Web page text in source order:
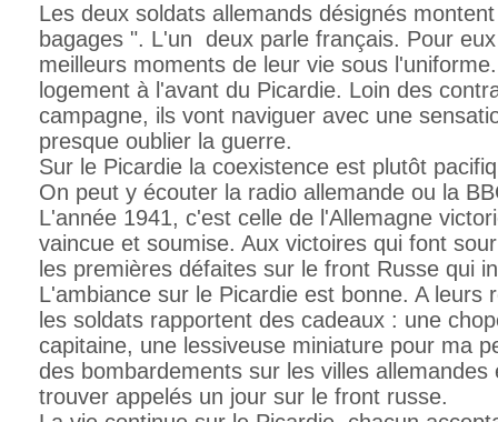
Les deux soldats allemands désignés
bagages ". L'un deux parle français. Pour
meilleurs moments de leur vie sous
logement à l'avant du Picardie. Loin des
campagne, ils vont naviguer avec une
presque oublier la guerre.
Sur le Picardie la coexistence est plutôt
On peut y écouter la radio allemande ou la
L'année 1941, c'est celle de l'Allemagne
vaincue et soumise. Aux victoires qui font
les premières défaites sur le front Russe qui
L'ambiance sur le Picardie est bonne. A leurs
les soldats rapportent des cadeaux : une
capitaine, une lessiveuse miniature pour ma
des bombardements sur les villes
trouver appelés un jour sur le front russe.